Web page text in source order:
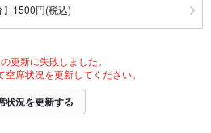
】1500円(税込)
更新に失敗しました。
席状況を更新してください。
状況を更新する